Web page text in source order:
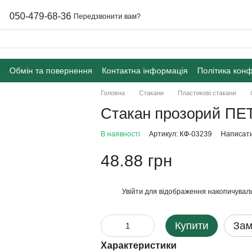
050-479-68-36 Передзвонити вам?
Обмін та повернення Контактна інформація
Політика
Головна Стакани Пластикові стакани
Стакан прозорий
В наявності Артикул: КФ-03239
48.88 грн
Увійти для відображення
Купити
Характеристики